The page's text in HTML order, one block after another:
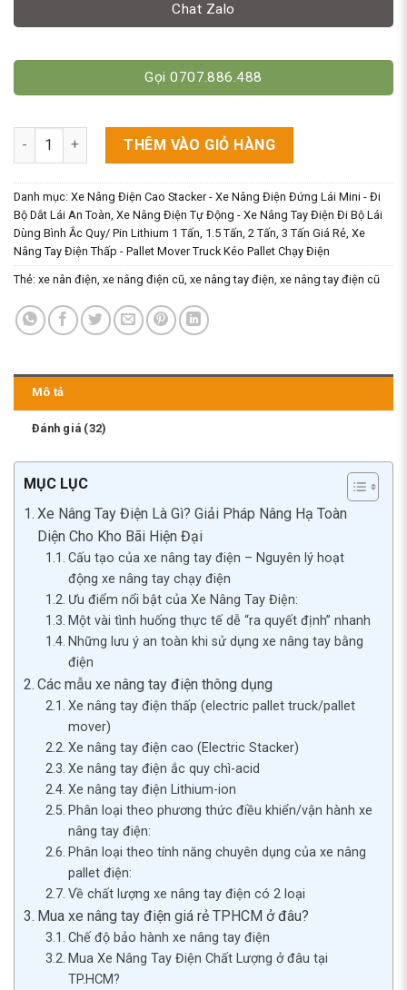
Chat Zalo
Gọi 0707.886.488
Xe Nâng Tay Điện Là Gì? Phân Loại Xe Nâng Pallet Điện Đáng
THÊM VÀO GIỎ HÀNG
Danh mục: Xe Nâng Điện Cao Stacker - Xe Nâng Điện Đứng Lái Mini - Đi
Bộ Dắt Lái An Toàn Xe Nâng Điện Tự Động - Xe Nâng Tay Điện Đi Bộ Lái
Dùng Bình Ắc Quy/ Pin Lithium 1 Tấn, 1.5 Tấn, 2 Tấn, 3 Tấn Giá Rẻ Xe
Nâng Tay Điện Thấp - Pallet Mover Truck Kéo Pallet Chạy Điện
Thẻ: xe nân điện xe nâng điện cũ xe nâng tay điện xe nâng tay điện cũ
Mô tả
Đánh giá (32)
MỤC LỤC
Xe Nâng Tay Điện Là Gì? Giải Pháp Nâng Hạ Toàn
Diện Cho Kho Bãi Hiện Đại
Cấu tạo của xe nâng tay điện – Nguyên lý hoạt
động xe nâng tay chạy điện
Ưu điểm nổi bật của Xe Nâng Tay Điện:
Một vài tình huống thực tế dễ “ra quyết định” nhanh
Những lưu ý an toàn khi sử dụng xe nâng tay bằng
điện
Các mẫu xe nâng tay điện thông dụng
Xe nâng tay điện thấp (electric pallet truck/pallet
mover)
Xe nâng tay điện cao (Electric Stacker)
Xe nâng tay điện ắc quy chì-acid
Xe nâng tay điện Lithium-ion
Phân loại theo phương thức điều khiển/vận hành xe
nâng tay điện:
Phân loại theo tính năng chuyên dụng của xe nâng
pallet điện:
Về chất lượng xe nâng tay điện có 2 loại
Mua xe nâng tay điện giá rẻ TPHCM ở đâu?
Chế độ bảo hành xe nâng tay điện
Mua Xe Nâng Tay Điện Chất Lượng ở đâu tại
TP.HCM?